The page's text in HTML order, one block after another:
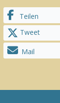
Teilen
Tweet
Mail